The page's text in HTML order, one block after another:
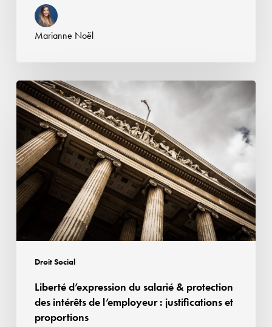
Marianne Noël
Droit Social
Liberté
d’expression
du
salarié
&
protection
des
intérêts
l’employeur : justifications
Liberté d’expression du salarié & protection
des intérêts de l’employeur : justifications et
proportions